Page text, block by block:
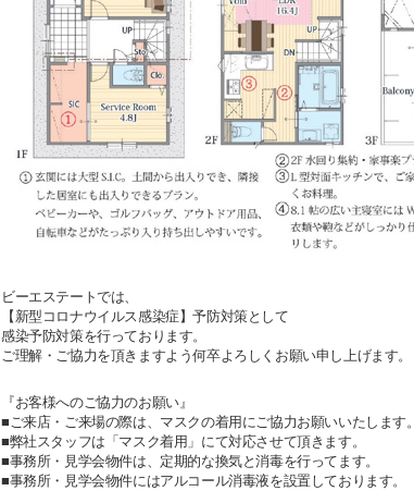
ビーエステートでは、
【新型コロナウイルス感染症】予防対策として
感染予防対策を行っております。
ご理解・ご協力を頂きますよう何卒よろしくお願い申し上げます。
『お客様へのご協力のお願い』
■ご来店・ご来場の際は、マスクの着用にご協力お願いいたします。
■弊社スタッフは「マスク着用」にて対応させて頂きます。
■事務所・見学会物件は、定期的な換気と消毒を行ってます。
■事務所・見学会物件にはアルコール消毒液を設置しております。